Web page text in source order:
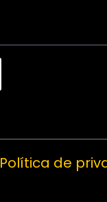
Política de